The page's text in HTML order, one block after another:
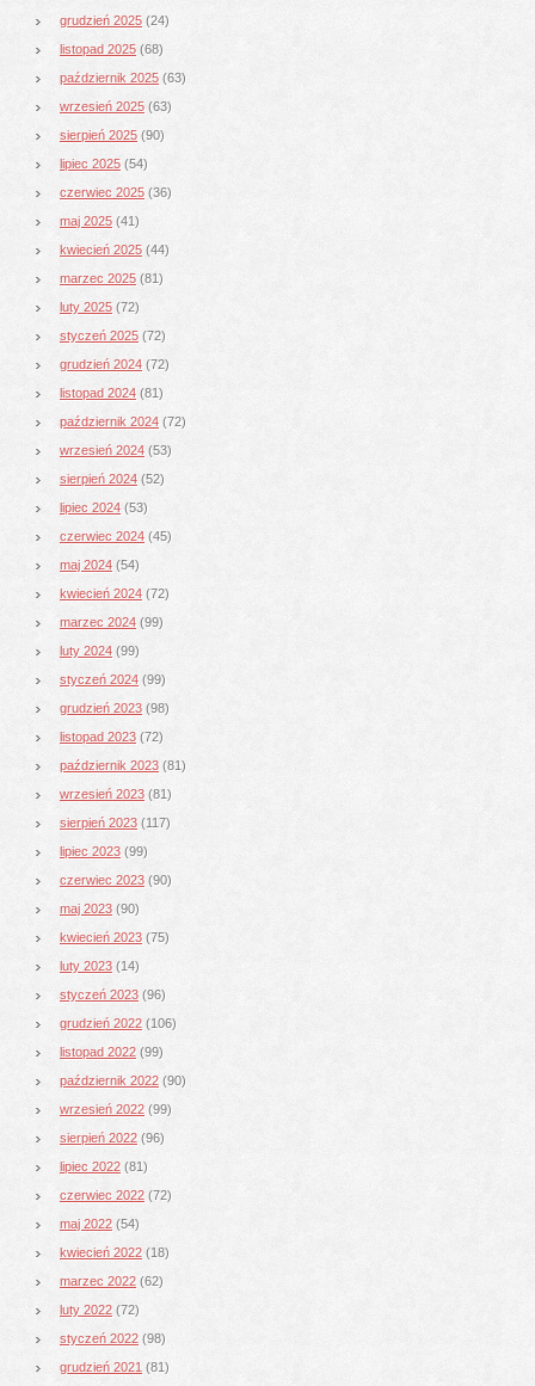
grudzień 2025 (24)
listopad 2025 (68)
październik 2025 (63)
wrzesień 2025 (63)
sierpień 2025 (90)
lipiec 2025 (54)
czerwiec 2025 (36)
maj 2025 (41)
kwiecień 2025 (44)
marzec 2025 (81)
luty 2025 (72)
styczeń 2025 (72)
grudzień 2024 (72)
listopad 2024 (81)
październik 2024 (72)
wrzesień 2024 (53)
sierpień 2024 (52)
lipiec 2024 (53)
czerwiec 2024 (45)
maj 2024 (54)
kwiecień 2024 (72)
marzec 2024 (99)
luty 2024 (99)
styczeń 2024 (99)
grudzień 2023 (98)
listopad 2023 (72)
październik 2023 (81)
wrzesień 2023 (81)
sierpień 2023 (117)
lipiec 2023 (99)
czerwiec 2023 (90)
maj 2023 (90)
kwiecień 2023 (75)
luty 2023 (14)
styczeń 2023 (96)
grudzień 2022 (106)
listopad 2022 (99)
październik 2022 (90)
wrzesień 2022 (99)
sierpień 2022 (96)
lipiec 2022 (81)
czerwiec 2022 (72)
maj 2022 (54)
kwiecień 2022 (18)
marzec 2022 (62)
luty 2022 (72)
styczeń 2022 (98)
grudzień 2021 (81)